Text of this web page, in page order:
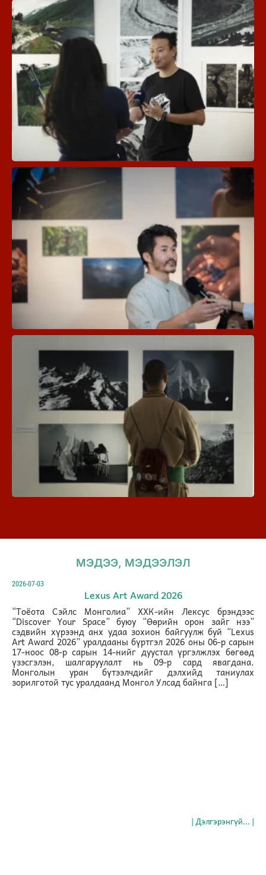
МЭДЭЭ, МЭДЭЭЛЭЛ
2026-07-03
Lexus Art Award 2026
“Тоёота Сэйлс Монголиа” ХХК-ийн Лексус брэндээс
“Discover Your Space” буюу “Өөрийн орон зайг нээ”
сэдвийн хүрээнд анх удаа зохион байгуулж буй “Lexus
Art Award 2026” уралдааны бүртгэл 2026 оны 06-р сарын
17-ноос 08-р сарын 14-нийг дуустал үргэлжлэх бөгөөд
үзэсгэлэн, шалгаруулалт нь 09-р сард явагдана.
Монголын уран бүтээлчдийг дэлхийд таниулах
зорилготой тус уралдаанд Монгол Улсад байнга […]
| Дэлгэрэнгүй... |